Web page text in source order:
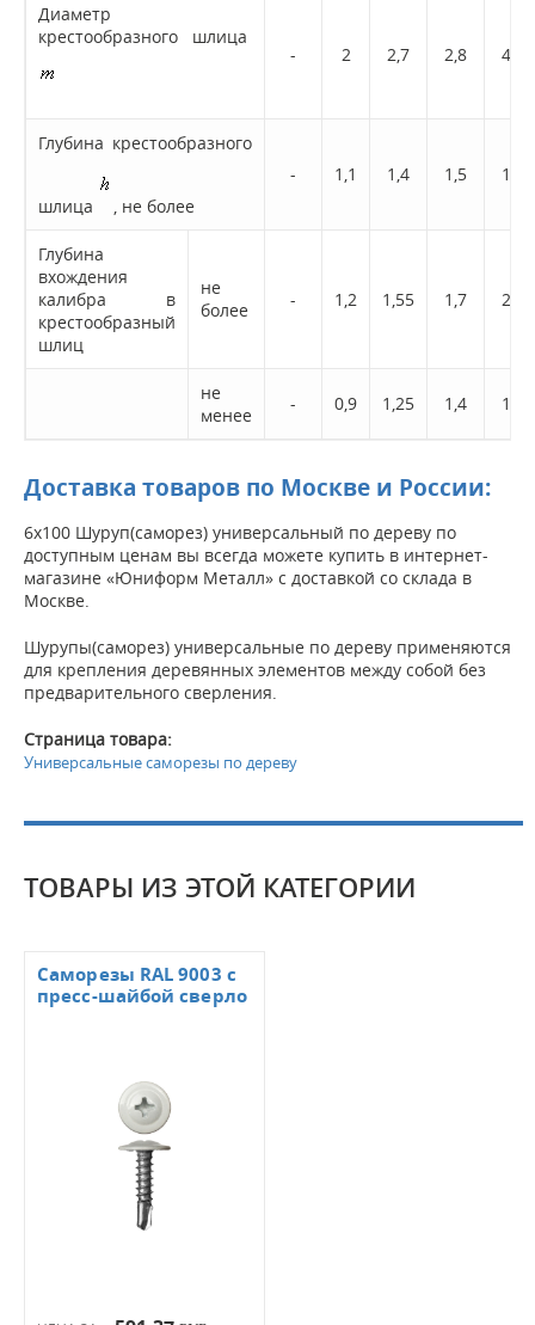
Диаметр
крестообразного шлица
- 2 2,7 2,8 4,0
Глубина крестообразного
шлица , не более
- 1,1 1,4 1,5 1,7
Глубина
вхождения
калибра в
крестообразный
шлиц
не
более
- 1,2 1,55 1,7 2,0
не
менее
- 0,9 1,25 1,4 1,5
Доставка товаров по Москве и России:
6х100 Шуруп(саморез) универсальный по дереву по
доступным ценам вы всегда можете купить в интернет-
магазине «Юниформ Металл» с доставкой со склада в
Москве.
Шурупы(саморез) универсальные по дереву применяются
для крепления деревянных элементов между собой без
предварительного сверления.
Страница товара:
Универсальные саморезы по дереву
ТОВАРЫ ИЗ ЭТОЙ КАТЕГОРИИ
Саморезы RAL 9003 с
пресс-шайбой сверло